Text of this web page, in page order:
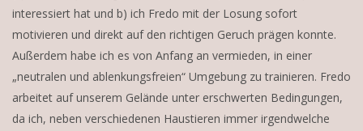
interessiert hat und b) ich Fredo mit der Losung sofort
motivieren und direkt auf den richtigen Geruch prägen konnte.
Außerdem habe ich es von Anfang an vermieden, in einer
„neutralen und ablenkungsfreien“ Umgebung zu trainieren. Fredo
arbeitet auf unserem Gelände unter erschwerten Bedingungen,
da ich, neben verschiedenen Haustieren immer irgendwelche